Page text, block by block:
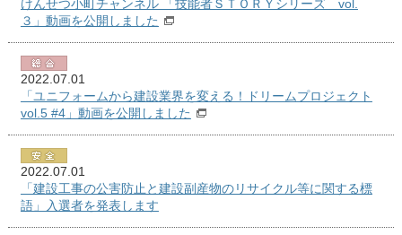
けんせつ小町チャンネル 「技能者ＳＴＯＲＹシリーズ vol.
３」動画を公開しました
2022.07.01
「ユニフォームから建設業界を変える！ドリームプロジェクト
vol.5 #4」動画を公開しました
2022.07.01
「建設工事の公害防止と建設副産物のリサイクル等に関する標
語」入選者を発表します